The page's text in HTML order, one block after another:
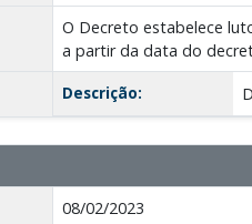
O Decreto estabelece
a partir da data do
Descrição:
08/02/2023